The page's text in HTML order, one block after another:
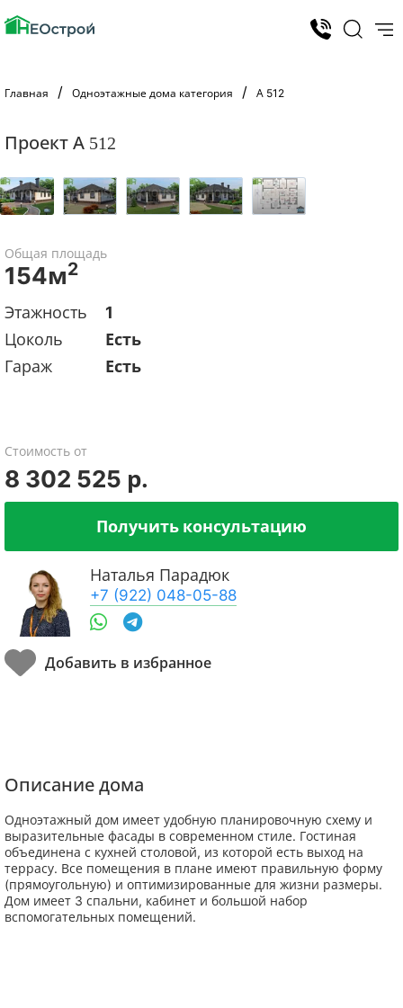
Главная Одноэтажные дома категория А 512
Проект А 512
Общая площадь
154м2
Этажность
1
Цоколь
Есть
Гараж
Есть
Стоимость от
8 302 525 р.
Получить консультацию
Наталья Парадюк
+7 (922) 048-05-88
Описание дома
Одноэтажный дом имеет удобную планировочную схему и
выразительные фасады в современном стиле. Гостиная
объединена с кухней столовой, из которой есть выход на
террасу. Все помещения в плане имеют правильную форму
(прямоугольную) и оптимизированные для жизни размеры.
Дом имеет 3 спальни, кабинет и большой набор
вспомогательных помещений.